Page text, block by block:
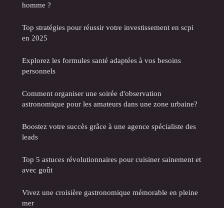
homme ?
Top stratégies pour réussir votre investissement en scpi
en 2025
Explorez les formules santé adaptées à vos besoins
personnels
Comment organiser une soirée d'observation
astronomique pour les amateurs dans une zone urbaine?
Boostez votre succès grâce à une agence spécialiste des
leads
Top 5 astuces révolutionnaires pour cuisiner sainement et
avec goût
Vivez une croisière gastronomique mémorable en pleine
mer